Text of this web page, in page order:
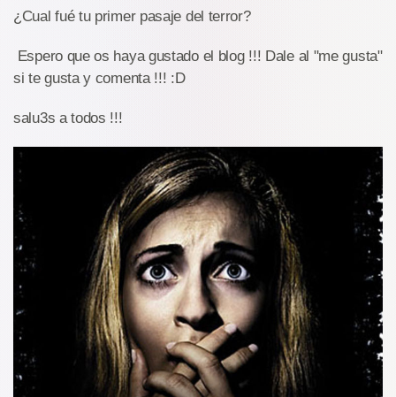
¿Cual fué tu primer pasaje del terror?
Espero que os haya gustado el blog !!! Dale al "me gusta"
si te gusta y comenta !!! :D
salu3s a todos !!!